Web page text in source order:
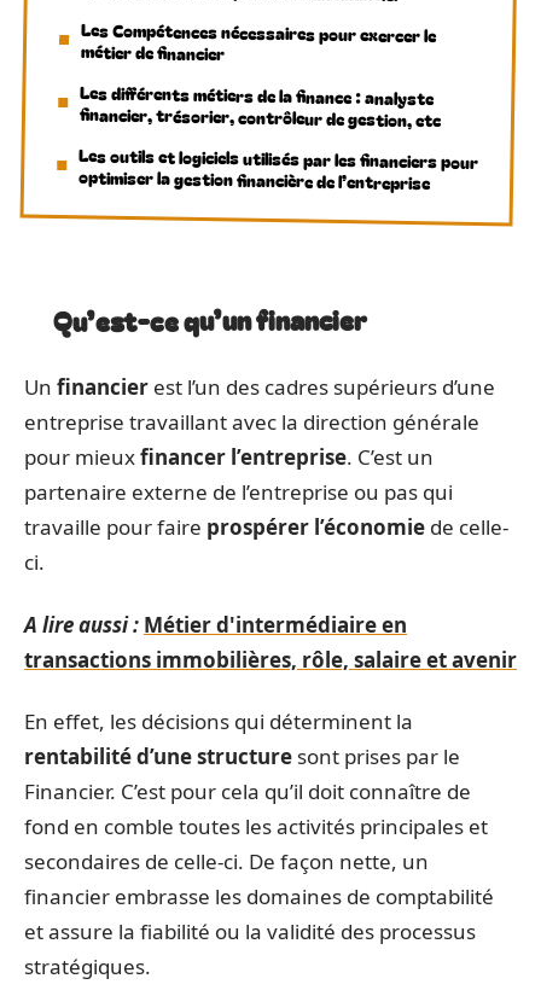
Les Compétences nécessaires pour exercer le
métier de financier
Les différents métiers de la finance : analyste
financier, trésorier, contrôleur de gestion, etc
Les outils et logiciels utilisés par les financiers pour
optimiser la gestion financière de l’entreprise
Qu’est-ce qu’un financier
Un financier est l’un des cadres supérieurs d’une
entreprise travaillant avec la direction générale
pour mieuxfinancer l’entreprise. C’est un
partenaire externe de l’entreprise ou pas qui
travaille pour faire prospérer l’économie de celle-
ci.
A lire aussi : Métier d'intermédiaire en
transactions immobilières, rôle, salaire et avenir
En effet, les décisions qui déterminent la
rentabilitéd’une structure sont prises par le
Financier. C’est pour cela qu’il doit connaître de
fond en comble toutes les activités principales et
secondaires de celle-ci. De façon nette, un
financier embrasse les domaines de comptabilité
et assure la fiabilité ou la validité des processus
stratégiques.